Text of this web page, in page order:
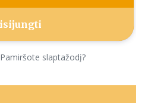
Pamiršote slaptažodį?